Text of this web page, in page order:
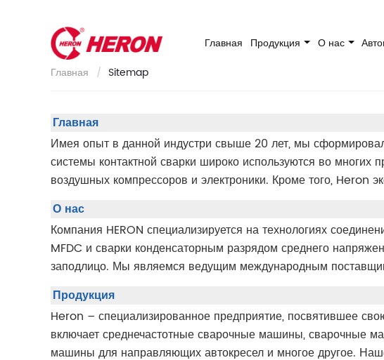
Главная Продукция О нас
Главная
Sitemap
Главная
Имея опыт в данной индустри свыше 20 лет, мы
системы контактной сварки широко используются во многих
воздушных компрессоров и электроники. Кроме того, Heron
О нас
Компания HERON специализируется на технологиях
MFDC и сварки конденсаторным разрядом среднего
заподлицо. Мы являемся ведущим международным
Продукция
Heron – специализированное предприятие, посвятившее
включает среднечастотные сварочные машины, сварочные
машины для направляющих автокресел и многое другое.